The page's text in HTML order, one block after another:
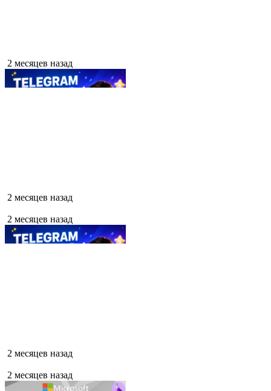
2 месяцев назад
2 месяцев назад
2 месяцев назад
2 месяцев назад
2 месяцев назад